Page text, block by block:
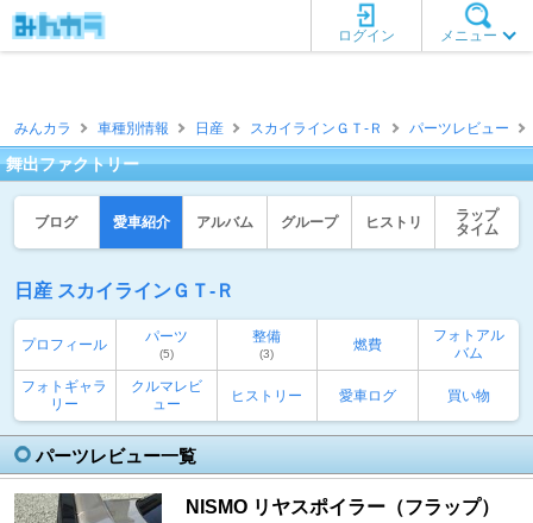
メニュー
ログイン
みんカラ 車種別情報 日産 スカイラインＧＴ‐Ｒ パーツレビュー
舞出ファクトリー
ブログ 愛車紹介 アルバム グループ ヒストリ
ラップ
タイム
日産 スカイラインＧＴ‐Ｒ
プロフィール パーツ
(5)
整備
(3)
燃費
フォトアル
バム
フォトギャラ
リー
クルマレビ
ュー
ヒストリー 愛車ログ 買い物
パーツレビュー一覧
NISMO リヤスポイラー（フラップ）